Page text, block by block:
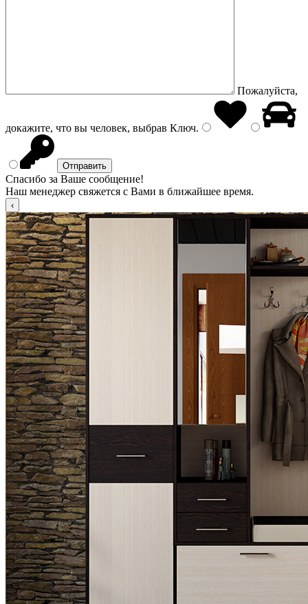
Пожалуйста,
докажите, что вы человек, выбрав Ключ.
Спасибо за Ваше сообщение!
Наш менеджер свяжется с Вами в ближайшее время.